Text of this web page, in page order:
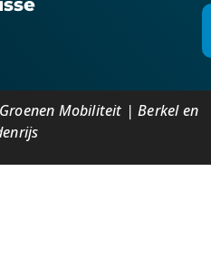
Mobiliteit | Berkel en